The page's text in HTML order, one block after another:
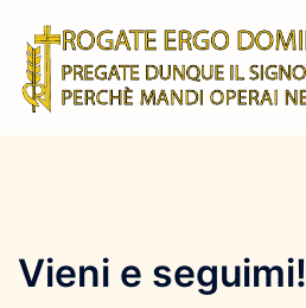
contenuto
Vieni e seguimi!